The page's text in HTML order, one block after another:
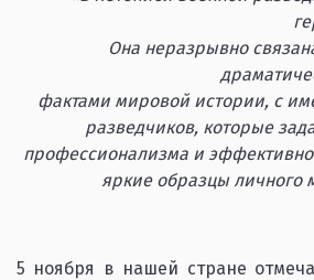
Она неразрывно
фактами мировой истории, с
разведчиков, которые
профессионализма и
яркие образцы личного
5 ноября в нашей стране